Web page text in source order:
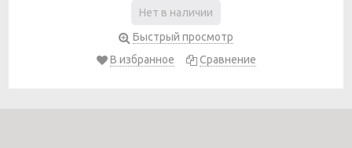
Нет в наличии
Быстрый просмотр
В избранное
Сравнение